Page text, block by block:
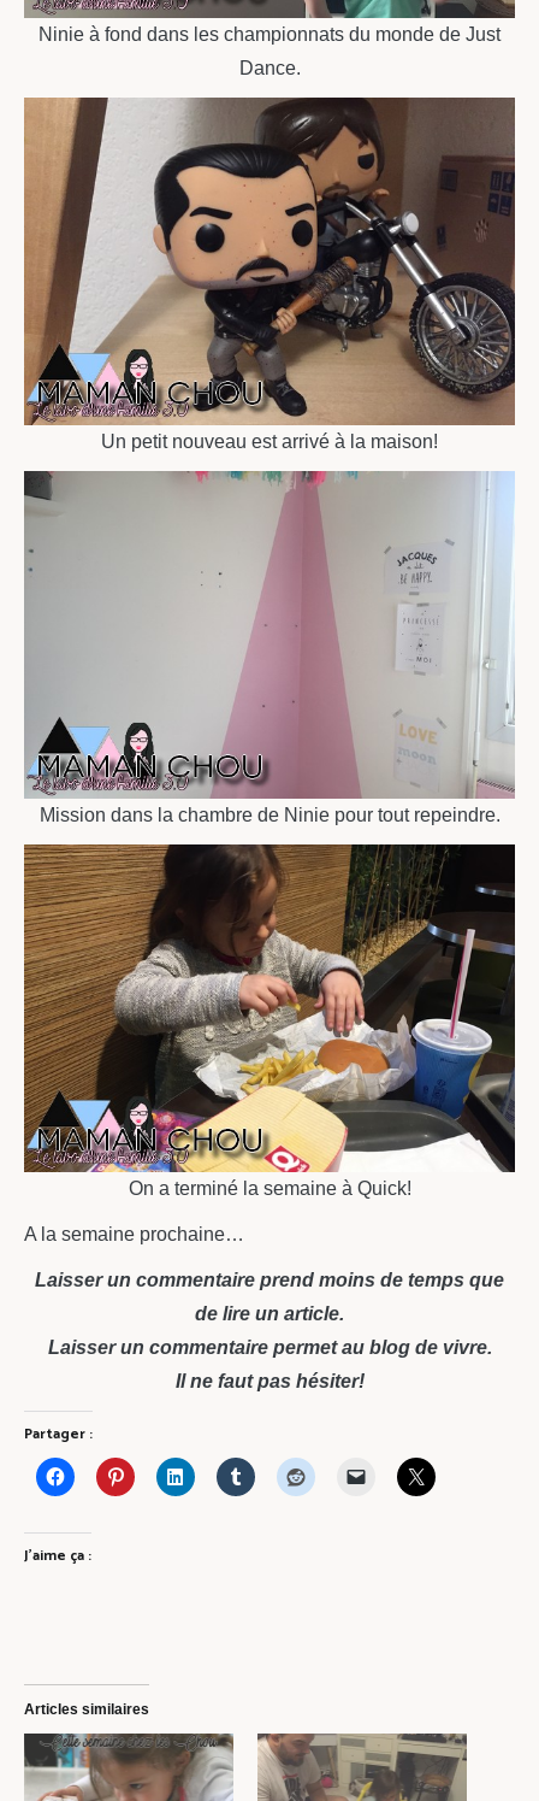
Ninie à fond dans les championnats du monde de Just
Dance.
Un petit nouveau est arrivé à la maison!
Mission dans la chambre de Ninie pour tout repeindre.
On a terminé la semaine à Quick!
A la semaine prochaine…
Laisser un commentaire prend moins de temps que
de lire un article.
Laisser un commentaire permet au blog de vivre.
Il ne faut pas hésiter!
Partager :
J’aime ça :
Articles similaires